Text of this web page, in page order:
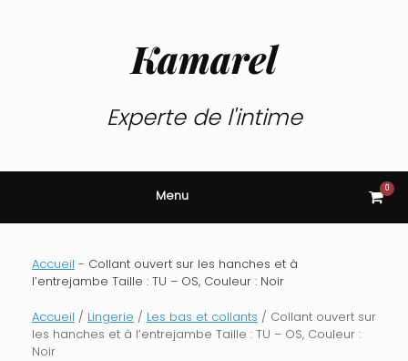
Kamarel
Experte de l'intime
Menu View
cart
0
Accueil - Collant ouvert sur les hanches et à
l’entrejambe Taille : TU – OS, Couleur : Noir
Accueil / Lingerie / Les bas et collants / Collant ouvert sur
les hanches et à l’entrejambe Taille : TU – OS, Couleur :
Noir